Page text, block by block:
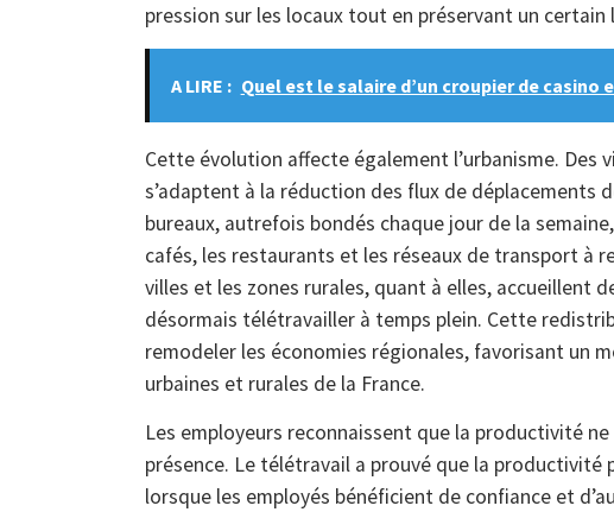
pression sur les locaux tout en préservant un certain
A LIRE : Quel est le salaire d’un croupier de casino
Cette évolution affecte également l’urbanisme. Des
s’adaptent à la réduction des flux de déplacements
bureaux, autrefois bondés chaque jour de la
cafés, les restaurants et les réseaux de transport à
villes et les zones rurales, quant à elles, accueillent
désormais télétravailler à temps plein. Cette
remodeler les économies régionales, favorisant un
urbaines et rurales de la France.
Les employeurs reconnaissent que la productivité
présence. Le télétravail a prouvé que la productivité
lorsque les employés bénéficient de confiance et